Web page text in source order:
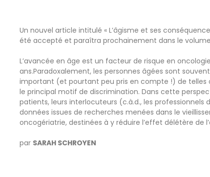
Un nouvel article intitulé « L’âgisme et ses
été accepté et paraîtra prochainement dans le volume
L’avancée en âge est un facteur de risque en
ans.Paradoxalement, les personnes âgées sont
important (et pourtant peu pris en compte !) de telles
le principal motif de discrimination. Dans cette
patients, leurs interlocuteurs (c.à.d., les
données issues de recherches menées dans le
oncogériatrie, destinées à y réduire l’effet délétère de
par SARAH SCHROYEN